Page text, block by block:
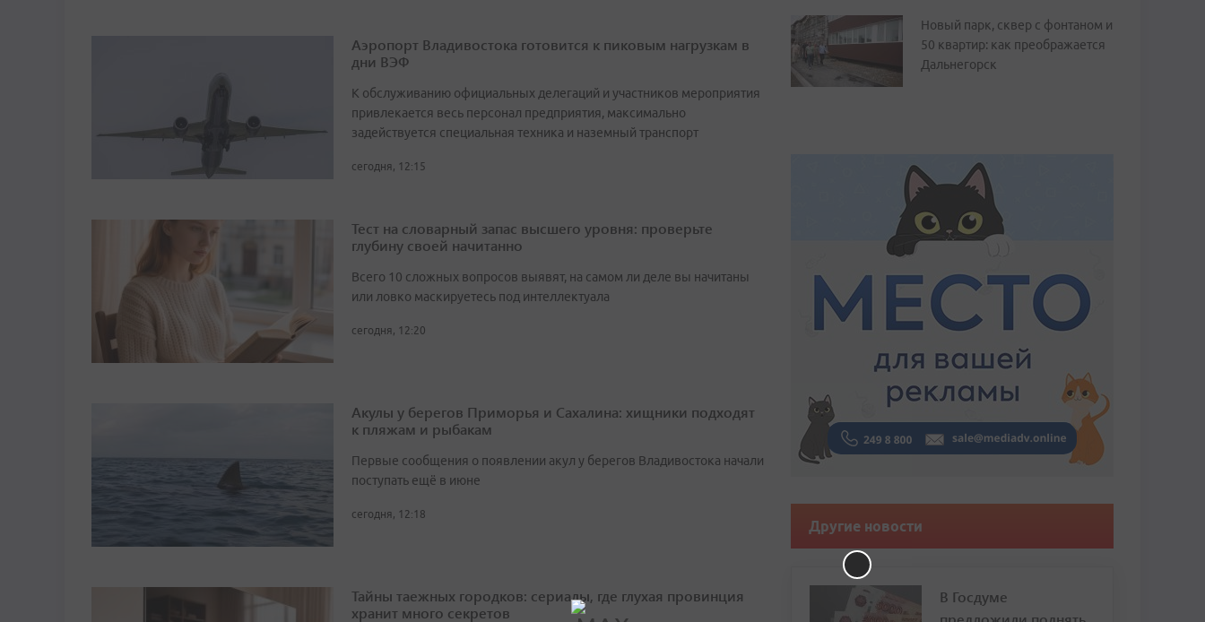
Аэропорт Владивостока готовится к пиковым нагрузкам в
дни ВЭФ
К обслуживанию официальных делегаций и участников мероприятия
привлекается весь персонал предприятия, максимально
задействуется специальная техника и наземный транспорт
сегодня, 12:15
Тест на словарный запас высшего уровня: проверьте
глубину своей начитанно
Всего 10 сложных вопросов выявят, на самом ли деле вы начитаны
или ловко маскируетесь под интеллектуала
сегодня, 12:20
Акулы у берегов Приморья и Сахалина: хищники подходят
к пляжам и рыбакам
Первые сообщения о появлении акул у берегов Владивостока начали
поступать ещё в июне
сегодня, 12:18
Тайны таежных городков: сериалы, где глухая провинция
хранит много секретов
Новый парк, сквер с фонтаном и
50 квартир: как преображается
Дальнегорск
Другие новости
В Госдуме